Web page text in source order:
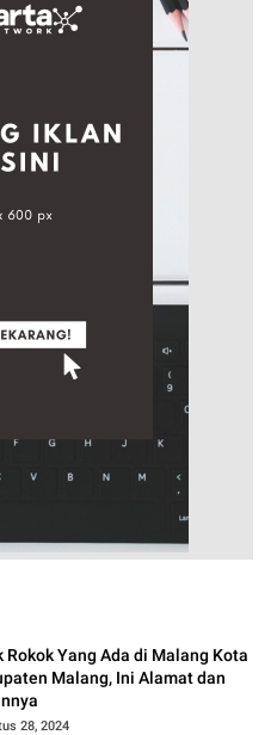
Rokok Yang Ada di Malang Kota
Malang, Ini Alamat dan
28, 2024